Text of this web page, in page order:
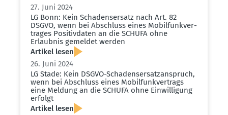
27. Juni 2024
LG Bonn: Kein Schadens­ersatz nach Art. 82
DSGVO, wenn bei Abschluss eines Mobil­funk­ver­
trages Positiv­daten an die SCHUFA ohne
Erlaubnis gemeldet werden
Artikel lesen
26. Juni 2024
LG Stade: Kein DSGVO-Schadens­er­satz­an­spruch,
wenn bei Abschluss eines Mobil­funk­ver­trags
eine Meldung an die SCHUFA ohne Einwil­ligung
erfolgt
Artikel lesen